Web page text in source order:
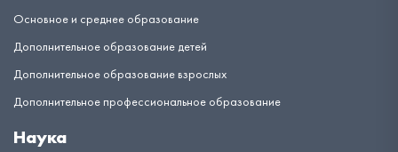
Основное и среднее образование
Дополнительное образование детей
Дополнительное образование взрослых
Дополнительное профессиональное образование
Наука